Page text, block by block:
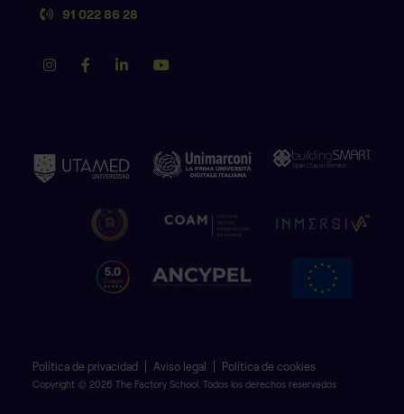
SABER MÁS SOBRE ESTE MÁSTER
91 022 86 28
Política de privacidad Aviso legal Política de cookies
Copyright © 2026 The Factory School. Todos los derechos reservados